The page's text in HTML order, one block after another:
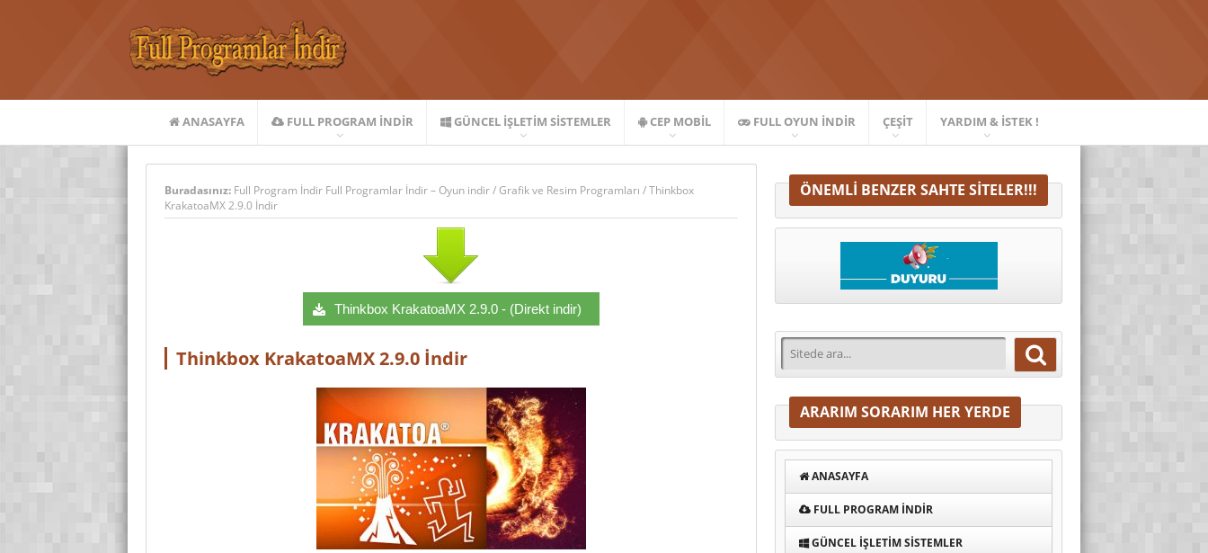
ANASAYFA FULL PROGRAM INDIR GÜNCEL İŞLETIM SISTEMLER CEP MOBIL FULL OYUN İNDIR ÇEŞIT YARDIM & İSTEK !
Buradasınız: Full Program İndir Full Programlar İndir – Oyun indir/Grafik ve Resim Programları /Thinkbox
KrakatoaMX 2.9.0 İndir
Thinkbox KrakatoaMX 2.9.0 - (Direkt indir)
Thinkbox KrakatoaMX 2.9.0 İndir
ÖNEMLI BENZER SAHTE SITELER!!!
ARARIM SORARIM HER YERDE
ANASAYFA
FULL PROGRAM INDIR
GÜNCEL İŞLETIM SISTEMLER